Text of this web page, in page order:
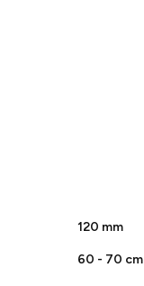
120 mm
60 - 70 cm